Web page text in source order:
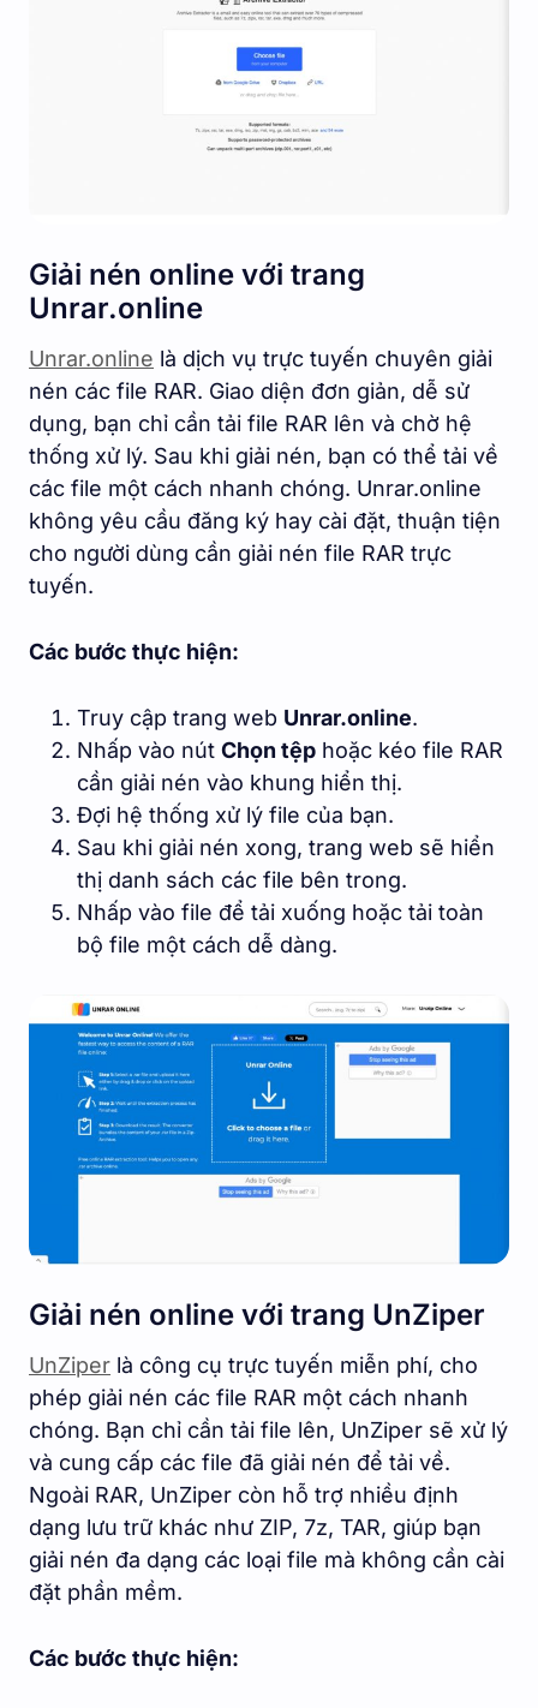
Giải nén online với trang
Unrar.online
Unrar.online là dịch vụ trực tuyến chuyên giải
nén các file RAR. Giao diện đơn giản, dễ sử
dụng, bạn chỉ cần tải file RAR lên và chờ hệ
thống xử lý. Sau khi giải nén, bạn có thể tải về
các file một cách nhanh chóng. Unrar.online
không yêu cầu đăng ký hay cài đặt, thuận tiện
cho người dùng cần giải nén file RAR trực
tuyến.
Các bước thực hiện:
Truy cập trang web Unrar.online.
Nhấp vào nút Chọn tệp hoặc kéo file RAR
cần giải nén vào khung hiển thị.
Đợi hệ thống xử lý file của bạn.
Sau khi giải nén xong, trang web sẽ hiển
thị danh sách các file bên trong.
Nhấp vào file để tải xuống hoặc tải toàn
bộ file một cách dễ dàng.
Giải nén online với trang UnZiper
UnZiper là công cụ trực tuyến miễn phí, cho
phép giải nén các file RAR một cách nhanh
chóng. Bạn chỉ cần tải file lên, UnZiper sẽ xử lý
và cung cấp các file đã giải nén để tải về.
Ngoài RAR, UnZiper còn hỗ trợ nhiều định
dạng lưu trữ khác như ZIP, 7z, TAR, giúp bạn
giải nén đa dạng các loại file mà không cần cài
đặt phần mềm.
Các bước thực hiện: